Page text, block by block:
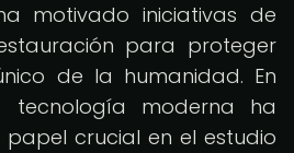
motivado iniciativas de
para proteger
de la humanidad. En
tecnología moderna ha
crucial en el estudio